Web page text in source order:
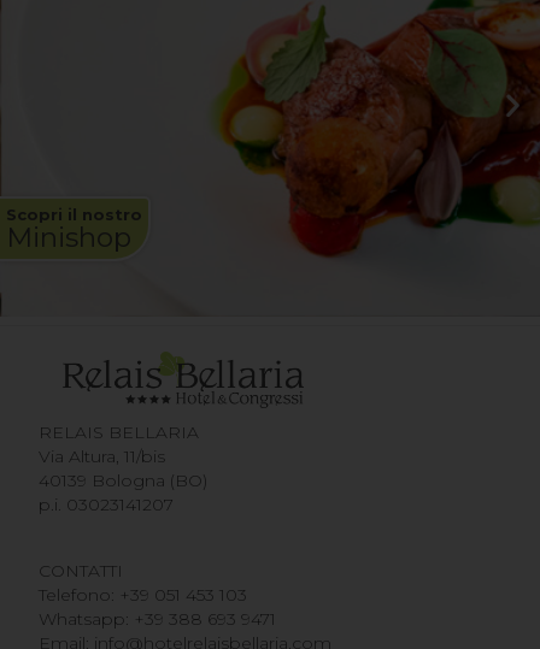
Scopri il nostro
Minishop
RELAIS BELLARIA
Via Altura, 11/bis
40139 Bologna (BO)
p.i. 03023141207
CONTATTI
Telefono: +39 051 453 103
Whatsapp: +39 388 693 9471
Email: info@hotelrelaisbellaria.com